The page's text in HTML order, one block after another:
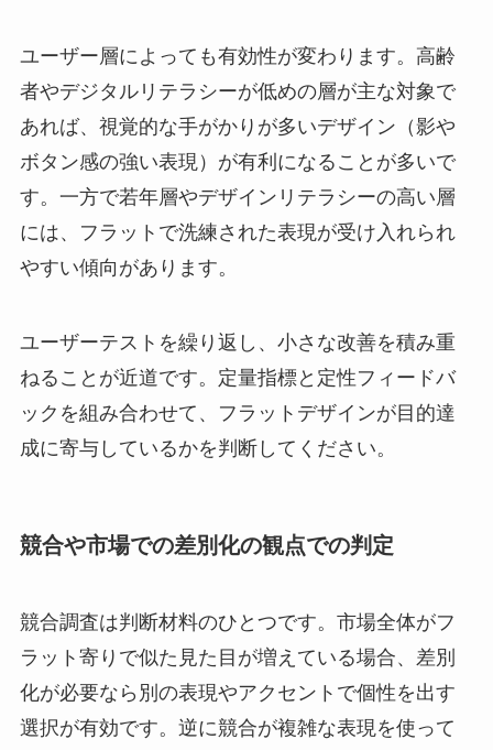
ユーザー層によっても有効性が変わります。高齢
者やデジタルリテラシーが低めの層が主な対象で
あれば、視覚的な手がかりが多いデザイン（影や
ボタン感の強い表現）が有利になることが多いで
す。一方で若年層やデザインリテラシーの高い層
には、フラットで洗練された表現が受け入れられ
やすい傾向があります。
ユーザーテストを繰り返し、小さな改善を積み重
ねることが近道です。定量指標と定性フィードバ
ックを組み合わせて、フラットデザインが目的達
成に寄与しているかを判断してください。
競合や市場での差別化の観点での判定
競合調査は判断材料のひとつです。市場全体がフ
ラット寄りで似た見た目が増えている場合、差別
化が必要なら別の表現やアクセントで個性を出す
選択が有効です。逆に競合が複雑な表現を使って